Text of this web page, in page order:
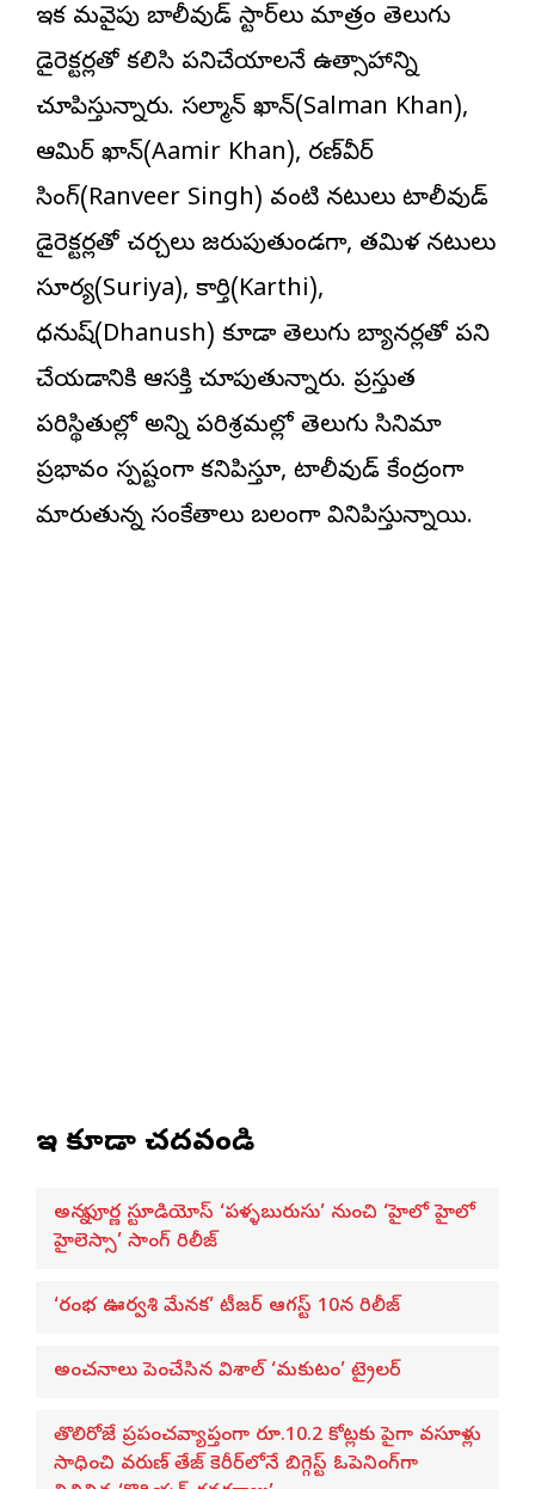
ఇక మరోవైపు బాలీవుడ్ స్టార్‌లు మాత్రం తెలుగు
డైరెక్ట‌ర్ల‌తో కలిసి పనిచేయాలనే ఉత్సాహాన్ని
చూపిస్తున్నారు. స‌ల్మాన్ ఖాన్(Salman Khan),
ఆమిర్ ఖాన్(Aamir Khan), ర‌ణ్‌వీర్
సింగ్‌(Ranveer Singh) వంటి నటులు టాలీవుడ్
డైరెక్ట‌ర్ల‌తో చర్చలు జరుపుతుండగా, తమిళ నటులు
సూర్య‌(Suriya), కార్తి(Karthi),
ధ‌నుష్(Dhanush) కూడా తెలుగు బ్యానర్లతో పని
చేయడానికి ఆసక్తి చూపుతున్నారు. ప్రస్తుత
పరిస్థితుల్లో అన్ని పరిశ్రమల్లో తెలుగు సినిమా
ప్రభావం స్పష్టంగా కనిపిస్తూ, టాలీవుడ్ కేంద్రంగా
మారుతున్న సంకేతాలు బలంగా వినిపిస్తున్నాయి.
ఇవి కూడా చదవండి
అన్నపూర్ణ స్టూడియోస్ ‘పళ్ళబురుసు’ నుంచి ‘హైలో హైలో
హైలెస్సా’ సాంగ్ రిలీజ్
‘రంభ ఊర్వశి మేనక’ టీజర్ ఆగస్ట్ 10న రిలీజ్
అంచనాలు పెంచేసిన విశాల్ ‘మకుటం’ ట్రైలర్
తొలిరోజే ప్రపంచవ్యాప్తంగా రూ.10.2 కోట్లకు పైగా వసూళ్లు
సాధించి వరుణ్ తేజ్ కెరీర్‌లోనే బిగ్గెస్ట్ ఓపెనింగ్‌గా